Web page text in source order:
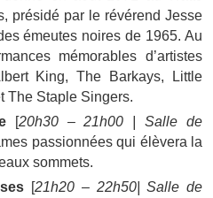
présidé par le révérend Jesse
émeutes noires de 1965. Au
mémorables d’artistes
King, The Barkays, Little
The Staple Singers.
[20h30 – 21h00 | Salle de
passionnées qui élèvera la
sommets.
[21h20 – 22h50| Salle de